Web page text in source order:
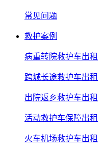
常见问题
救护案例
病重转院救护车出租
跨城长途救护车出租
出院返乡救护车出租
活动救护车保障出租
火车机场救护车出租